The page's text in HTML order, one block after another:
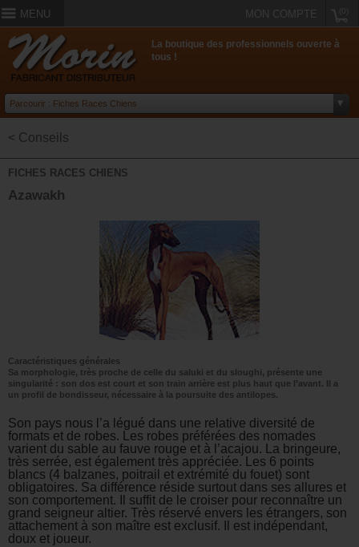
MENU MON COMPTE
La boutique des professionnels ouverte à
tous !
< Conseils
FICHES RACES CHIENS
Azawakh
Caractéristiques générales
Sa morphologie, très proche de celle du saluki et du sloughi, présente une
singularité : son dos est court et son train arrière est plus haut que l’avant. Il a
un profil de bondisseur, nécessaire à la poursuite des antilopes.
Son pays nous l’a légué dans une relative diversité de
formats et de robes. Les robes préférées des nomades
varient du sable au fauve rouge et à l’acajou. La bringeure,
très serrée, est également très appréciée. Les 6 points
blancs (4 balzanes, poitrail et extrémité du fouet) sont
obligatoires. Sa différence réside surtout dans ses allures et
son comportement. Il suffit de le croiser pour reconnaître un
grand seigneur altier. Très réservé envers les étrangers, son
attachement à son maître est exclusif. Il est indépendant,
doux et joueur.